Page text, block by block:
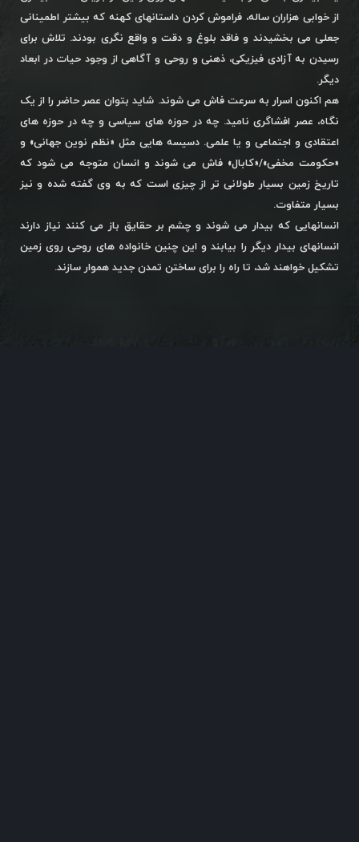
از خوابی هزاران ساله، فراموش کردن داستانهای کهنه که بیشتر اطمینانی
جعلی می بخشیدند و فاقد بلوغ و دقت و واقع نگری بودند. تلاش برای
رسیدن به آزادی فیزیکی، ذهنی و روحی و آگاهی از وجود حیات در ابعاد
دیگر.
هم اکنون اسرار به سرعت فاش می شوند. شاید بتوان عصر حاضر را از یک
نگاه، عصر افشاگری نامید. چه در حوزه های سیاسی و چه در حوزه های
اعتقادی و اجتماعی و یا علمی. دسیسه هایی مثل «نظم نوین جهانی» و
«حکومت مخفی»/«کابال» فاش می شوند و انسان متوجه می شود که
تاریخ زمین بسیار طولانی تر از چیزی است که به وی گفته شده و نیز
بسیار متفاوت.
انسانهایی که بیدار می شوند و چشم بر حقایق باز می کنند نیاز دارند
انسانهای بیدار دیگر را بیابند و این چنین خانواده های روحی روی زمین
تشکیل خواهند شد، تا راه را برای ساختن تمدن جدید هموار سازند.